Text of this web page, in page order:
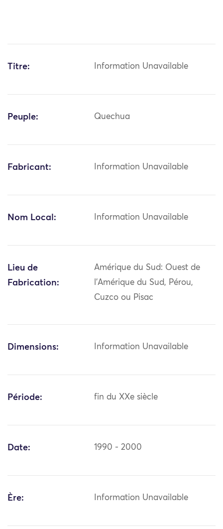
Titre: Information Unavailable
Peuple: Quechua
Fabricant: Information Unavailable
Nom Local: Information Unavailable
Lieu de
Fabrication:
Amérique du Sud: Ouest de
l'Amérique du Sud, Pérou,
Cuzco ou Pisac
Dimensions: Information Unavailable
Période: fin du XXe siècle
Date: 1990 - 2000
Ère: Information Unavailable